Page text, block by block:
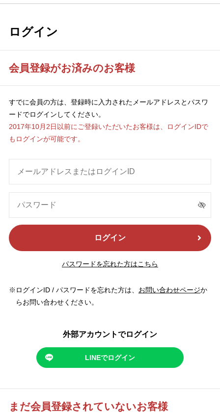
ログイン
会員登録がお済みのお客様
すでに会員の方は、登録時に入力されたメールアドレスとパスワ
ードでログインしてください。
2017年10月2日以前にご登録いただいたお客様は、ログインIDで
もログインが可能です。
ログイン
パスワードを忘れた方はこちら
ログインID / パスワードを忘れた方は、 お問い合わせページか
らお問い合わせください。
外部アカウントでログイン
LINEでログイン
まだ会員登録されていないお客様